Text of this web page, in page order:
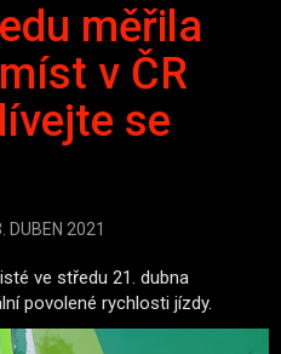
měřila
v ČR
se
DUBEN 2021
ve středu 21. dubna
povolené rychlosti jízdy.